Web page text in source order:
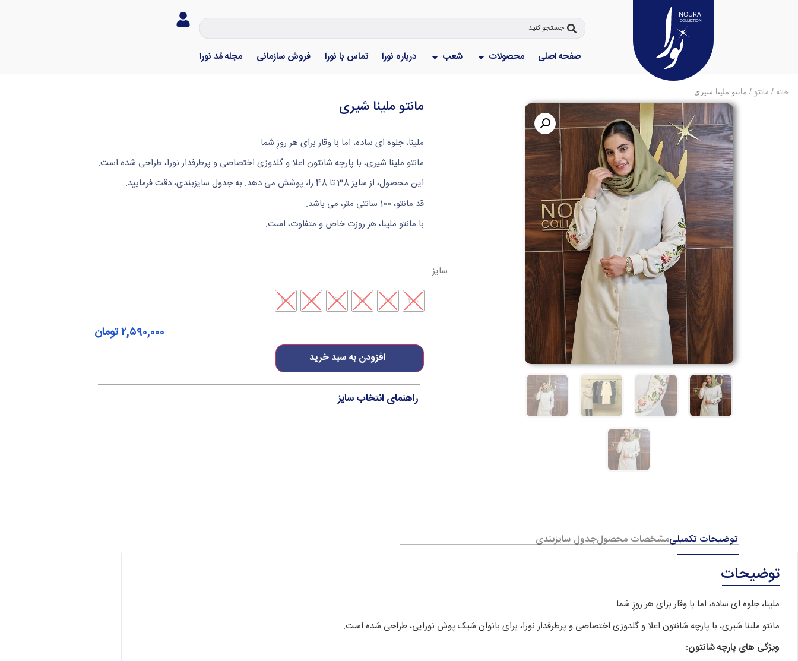
صفحه اصلی محصولات شعب درباره نورا تماس با نورا فروش سازمانی مجله مُد نورا
خانه / مانتو / مانتو ملینا شیری
مانتو ملینا شیری
ملینا، جلوه‌ ای ساده، اما با وقار برای هر روزِ شما
مانتو ملینا شیری، با پارچه شانتون اعلا و گلدوزی اختصاصی و پرطرفدار نورا، طراحی شده است.
این محصول، از سایز 38 تا 48 را، پوشش می دهد. به جدول سایزبندی، دقت فرمایید.
قد مانتو، 100 سانتی متر، می باشد.
با مانتو ملینا، هر روزت خاص و متفاوت، است.
سایز
38
40
42
44
46
48
افزودن به سبد خرید
۲,۵۹۰,۰۰۰تومان
راهنمای انتخاب سایز
توضیحات تکمیلیمشخصات محصولجدول سایزبندی
توضیحات
ملینا، جلوه‌ ای ساده، اما با وقار برای هر روزِ شما
مانتو ملینا شیری، با پارچه شانتون اعلا و گلدوزی اختصاصی و پرطرفدار نورا، برای بانوان شیک پوش نورایی، طراحی شده است.
ویژگی های پارچه شانتون: